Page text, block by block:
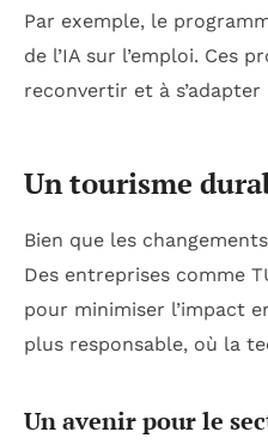
Par exemple, le
de l’IA sur l’emploi. Ces
reconvertir et à
Un tourisme
Bien que les
Des entreprises comme
pour minimiser l’impact
plus responsable, où la
Un avenir pour le